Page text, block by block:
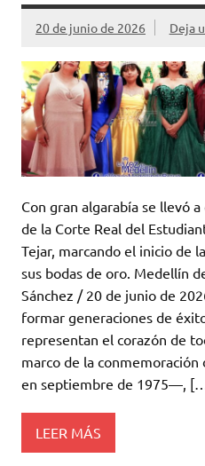
20 de junio de 2026 Deja
Con gran algarabía se llevó
de la Corte Real del
Tejar, marcando el inicio de
sus bodas de oro. Medellín
Sánchez / 20 de junio de
formar generaciones de
representan el corazón de
marco de la
en septiembre de 1975—,
LEER MÁS